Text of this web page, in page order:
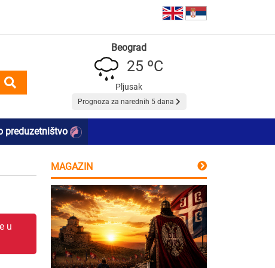
Beograd
25 ºC
Pljusak
Prognoza za narednih 5 dana
preduzetništvo
u
MAGAZIN